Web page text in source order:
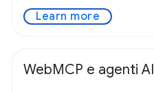
Learn more
WebMCP e agenti AI